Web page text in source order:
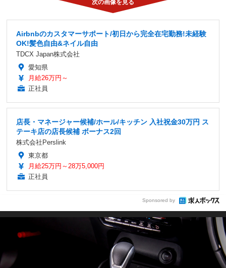
Airbnbのカスタマーサポート/初日から完全在宅勤務!未経験
OK!髪色自由&ネイル自由
TDCX Japan株式会社
愛知県
月給26万円～
正社員
店長・マネージャー候補/ホール/キッチン 入社祝金30万円 ス
テーキ店の店長候補 ボーナス2回
株式会社Perslink
東京都
月給25万円～28万5,000円
正社員
Sponsored by